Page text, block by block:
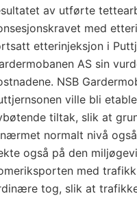
av utførte
med
etterinjeksjon i
AS sin
NSB
ville bli
tiltak, slik at
normalt nivå
også på den
med
tog, slik at